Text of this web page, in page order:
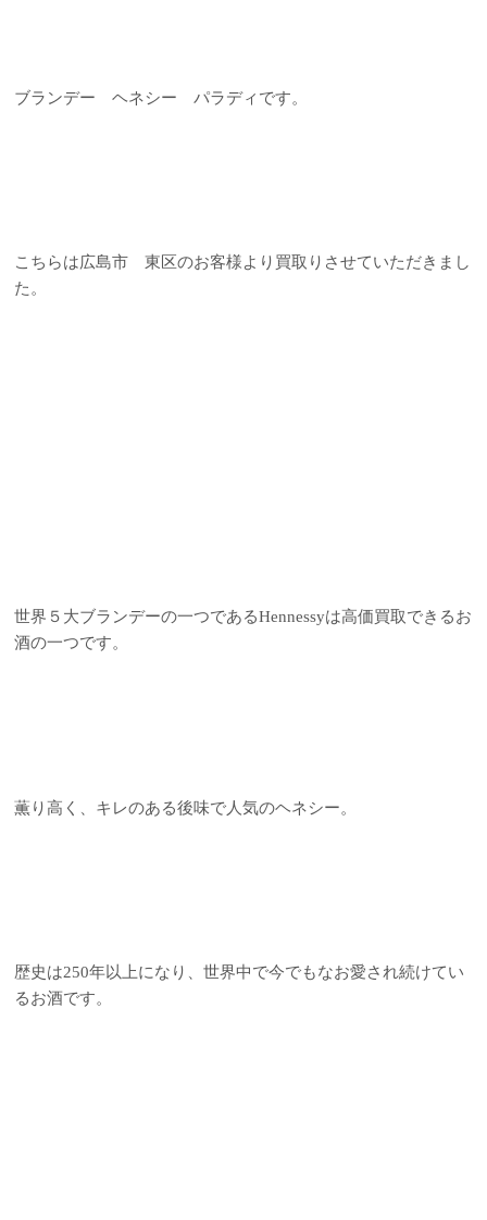
ブランデー ヘネシー パラディです。
こちらは広島市 東区のお客様より買取りさせていただきまし
た。
世界５大ブランデーの一つであるHennessyは高価買取できるお
酒の一つです。
薫り高く、キレのある後味で人気のヘネシー。
歴史は250年以上になり、世界中で今でもなお愛され続けてい
るお酒です。